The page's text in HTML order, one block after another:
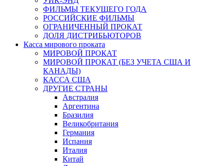
ФИЛЬМЫ ТЕКУЩЕГО ГОДА
РОССИЙСКИЕ ФИЛЬМЫ
ОГРАНИЧЕННЫЙ ПРОКАТ
ДОЛЯ ДИСТРИБЬЮТОРОВ
Касса мирового проката
МИРОВОЙ ПРОКАТ
МИРОВОЙ ПРОКАТ (БЕЗ УЧЕТА США И
КАНАДЫ)
КАССА США
ДРУГИЕ СТРАНЫ
Австралия
Аргентина
Бразилия
Великобритания
Германия
Испания
Италия
Китай